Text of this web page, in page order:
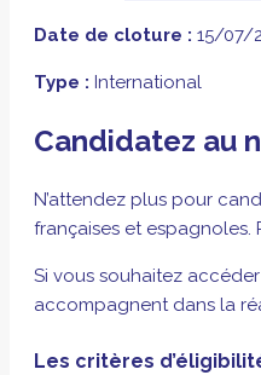
Date de cloture : 15/07/
Type : International
Candidatez au
N’attendez plus pour
françaises et espagnoles.
Si vous souhaitez
accompagnent dans la
Les critères